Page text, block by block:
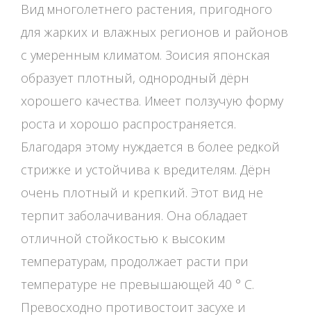
Вид многолетнего растения, пригодного
для жарких и влажных регионов и районов
с умеренным климатом. Зоисия японская
образует плотный, однородный дёрн
хорошего качества. Имеет ползучую форму
роста и хорошо распространяется.
Благодаря этому нуждается в более редкой
стрижке и устойчива к вредителям. Дёрн
очень плотный и крепкий. Этот вид не
терпит заболачивания. Она обладает
отличной стойкостью к высоким
температурам, продолжает расти при
температуре не превышающей 40 ° С.
Превосходно противостоит засухе и